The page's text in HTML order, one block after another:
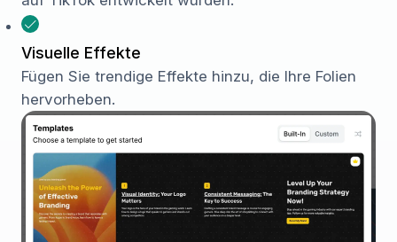
Visuelle Effekte
Fügen Sie trendige Effekte hinzu, die Ihre Folien
hervorheben.